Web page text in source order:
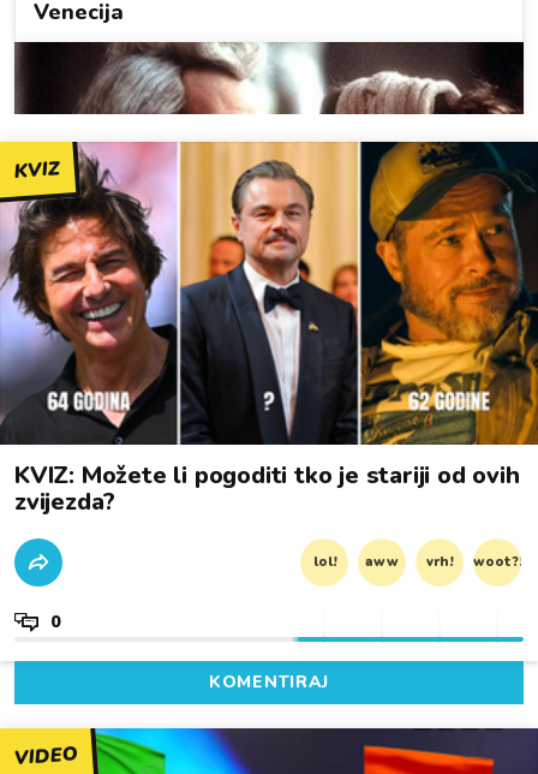
KVIZ
KVIZ: Možete li pogoditi tko je stariji od ovih
zvijezda?
lol! aww vrh! woot?!
0
KOMENTIRAJ
VIDEO